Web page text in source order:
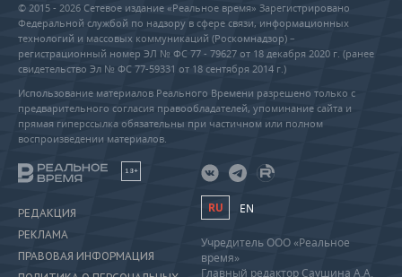
© 2015 - 2026 Сетевое издание «Реальное время» Зарегистрировано
Федеральной службой по надзору в сфере связи, информационных
технологий и массовых коммуникаций (Роскомнадзор) –
регистрационный номер ЭЛ № ФС 77 - 79627 от 18 декабря 2020 г. (ранее
свидетельство Эл № ФС 77-59331 от 18 сентября 2014 г.)
Использование материалов Реального Времени разрешено только с
предварительного согласия правообладателей, упоминание сайта и
прямая гиперссылка обязательны при частичном или полном
воспроизведении материалов.
18+
РЕДАКЦИЯ
РЕКЛАМА
ПРАВОВАЯ ИНФОРМАЦИЯ
RU EN
Учредитель ООО «Реальное
время»
Главный редактор Саушина А.А.